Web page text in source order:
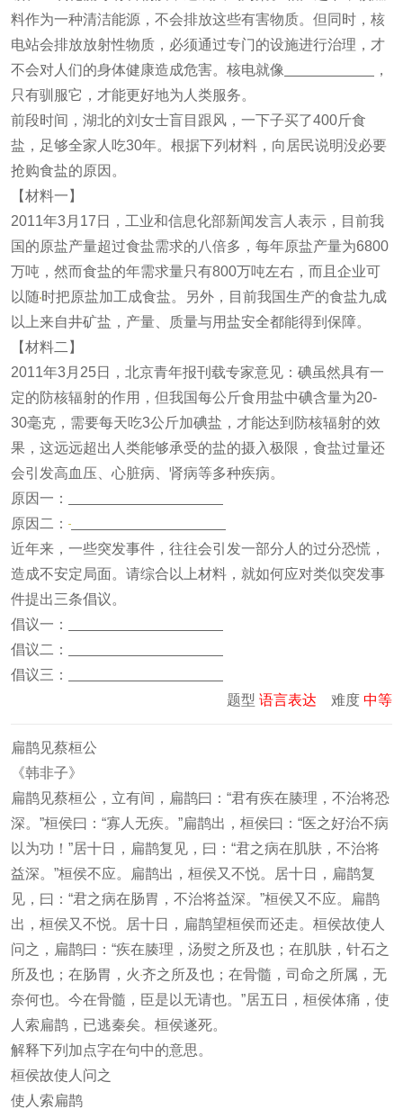
料作为一种清洁能源，不会排放这些有害物质。但同时，核
电站会排放放射性物质，必须通过专门的设施进行治理，才
不会对人们的身体健康造成危害。核电就像
，
只有驯服它，才能更好地为人类服务。
前段时间，湖北的刘女士盲目跟风，一下子买了400斤食
盐，足够全家人吃30年。根据下列材料，向居民说明没必要
抢购食盐的原因。
【材料一】
2011年3月17日，工业和信息化部新闻发言人表示，目前我
国的原盐产量超过食盐需求的八倍多，每年原盐产量为6800
万吨，然而食盐的年需求量只有800万吨左右，而且企业可
以随时把原盐加工成食盐。另外，目前我国生产的食盐九成
以上来自井矿盐，产量、质量与用盐安全都能得到保障。
【材料二】
2011年3月25日，北京青年报刊载专家意见：碘虽然具有一
定的防核辐射的作用，但我国每公斤食用盐中碘含量为20-
30毫克，需要每天吃3公斤加碘盐，才能达到防核辐射的效
果，这远远超出人类能够承受的盐的摄入极限，食盐过量还
会引发高血压、心脏病、肾病等多种疾病。
原因一：
原因二：
近年来，一些突发事件，往往会引发一部分人的过分恐慌，
造成不安定局面。请综合以上材料，就如何应对类似突发事
件提出三条倡议。
倡议一：
倡议二：
倡议三：
题型 语言表达 难度 中等
扁鹊见蔡桓公
《韩非子》
扁鹊见蔡桓公，立有间，扁鹊曰：“君有疾在腠理，不治将恐
深。”桓侯曰：“寡人无疾。”扁鹊出，桓侯曰：“医之好治不病
以为功！”居十日，扁鹊复见，曰：“君之病在肌肤，不治将
益深。”桓侯不应。扁鹊出，桓侯又不悦。居十日，扁鹊复
见，曰：“君之病在肠胃，不治将益深。”桓侯又不应。扁鹊
出，桓侯又不悦。居十日，扁鹊望桓侯而还走。桓侯故使人
问之，扁鹊曰：“疾在腠理，汤熨之所及也；在肌肤，针石之
所及也；在肠胃，火 齐之所及也；在骨髓，司命之所属，无
奈何也。今在骨髓，臣是以无请也。”居五日，桓侯体痛，使
人索扁鹊，已逃秦矣。桓侯遂死。
解释下列加点字在句中的意思。
桓侯故使人问之
使人索扁鹊